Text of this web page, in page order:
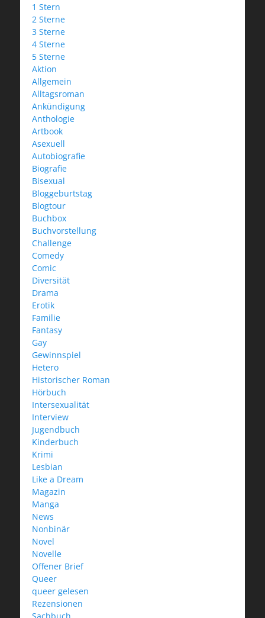
1 Stern
2 Sterne
3 Sterne
4 Sterne
5 Sterne
Aktion
Allgemein
Alltagsroman
Ankündigung
Anthologie
Artbook
Asexuell
Autobiografie
Biografie
Bisexual
Bloggeburtstag
Blogtour
Buchbox
Buchvorstellung
Challenge
Comedy
Comic
Diversität
Drama
Erotik
Familie
Fantasy
Gay
Gewinnspiel
Hetero
Historischer Roman
Hörbuch
Intersexualität
Interview
Jugendbuch
Kinderbuch
Krimi
Lesbian
Like a Dream
Magazin
Manga
News
Nonbinär
Novel
Novelle
Offener Brief
Queer
queer gelesen
Rezensionen
Sachbuch